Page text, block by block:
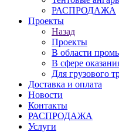
РАСПРОДАЖА
Проекты
Назад
Проекты
В области
В сфере
Для грузового
Доставка и оплата
Новости
Контакты
РАСПРОДАЖА
Услуги